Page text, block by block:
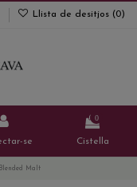
Llista de desitjos (0)
se
0
Cistella
Malt